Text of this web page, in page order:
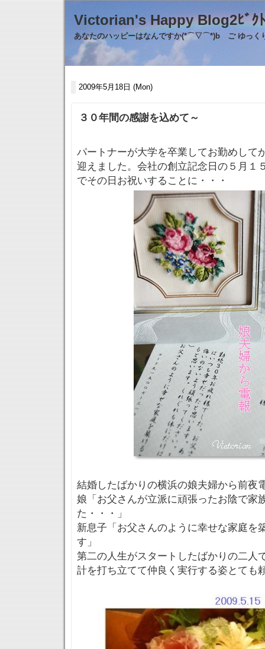
Victorian's Happy
あなたのハッピーはなんですか(*⌒▽⌒*)b ご ゆっく
2009年5月18日 (Mon)
３０年間の感謝を込めて～
パートナーが大学を卒業してお勤めし
迎えました。会社の創立記念日の５月１
でその日お祝いすることに・・・
結婚したばかりの横浜の娘夫婦から前夜
娘「お父さんが立派に頑張ったお陰で家
た・・・」
新息子「お父さんのように幸せな家庭を
す」
第二の人生がスタートしたばかりの二
計を打ち立てて仲良く実行する姿とても